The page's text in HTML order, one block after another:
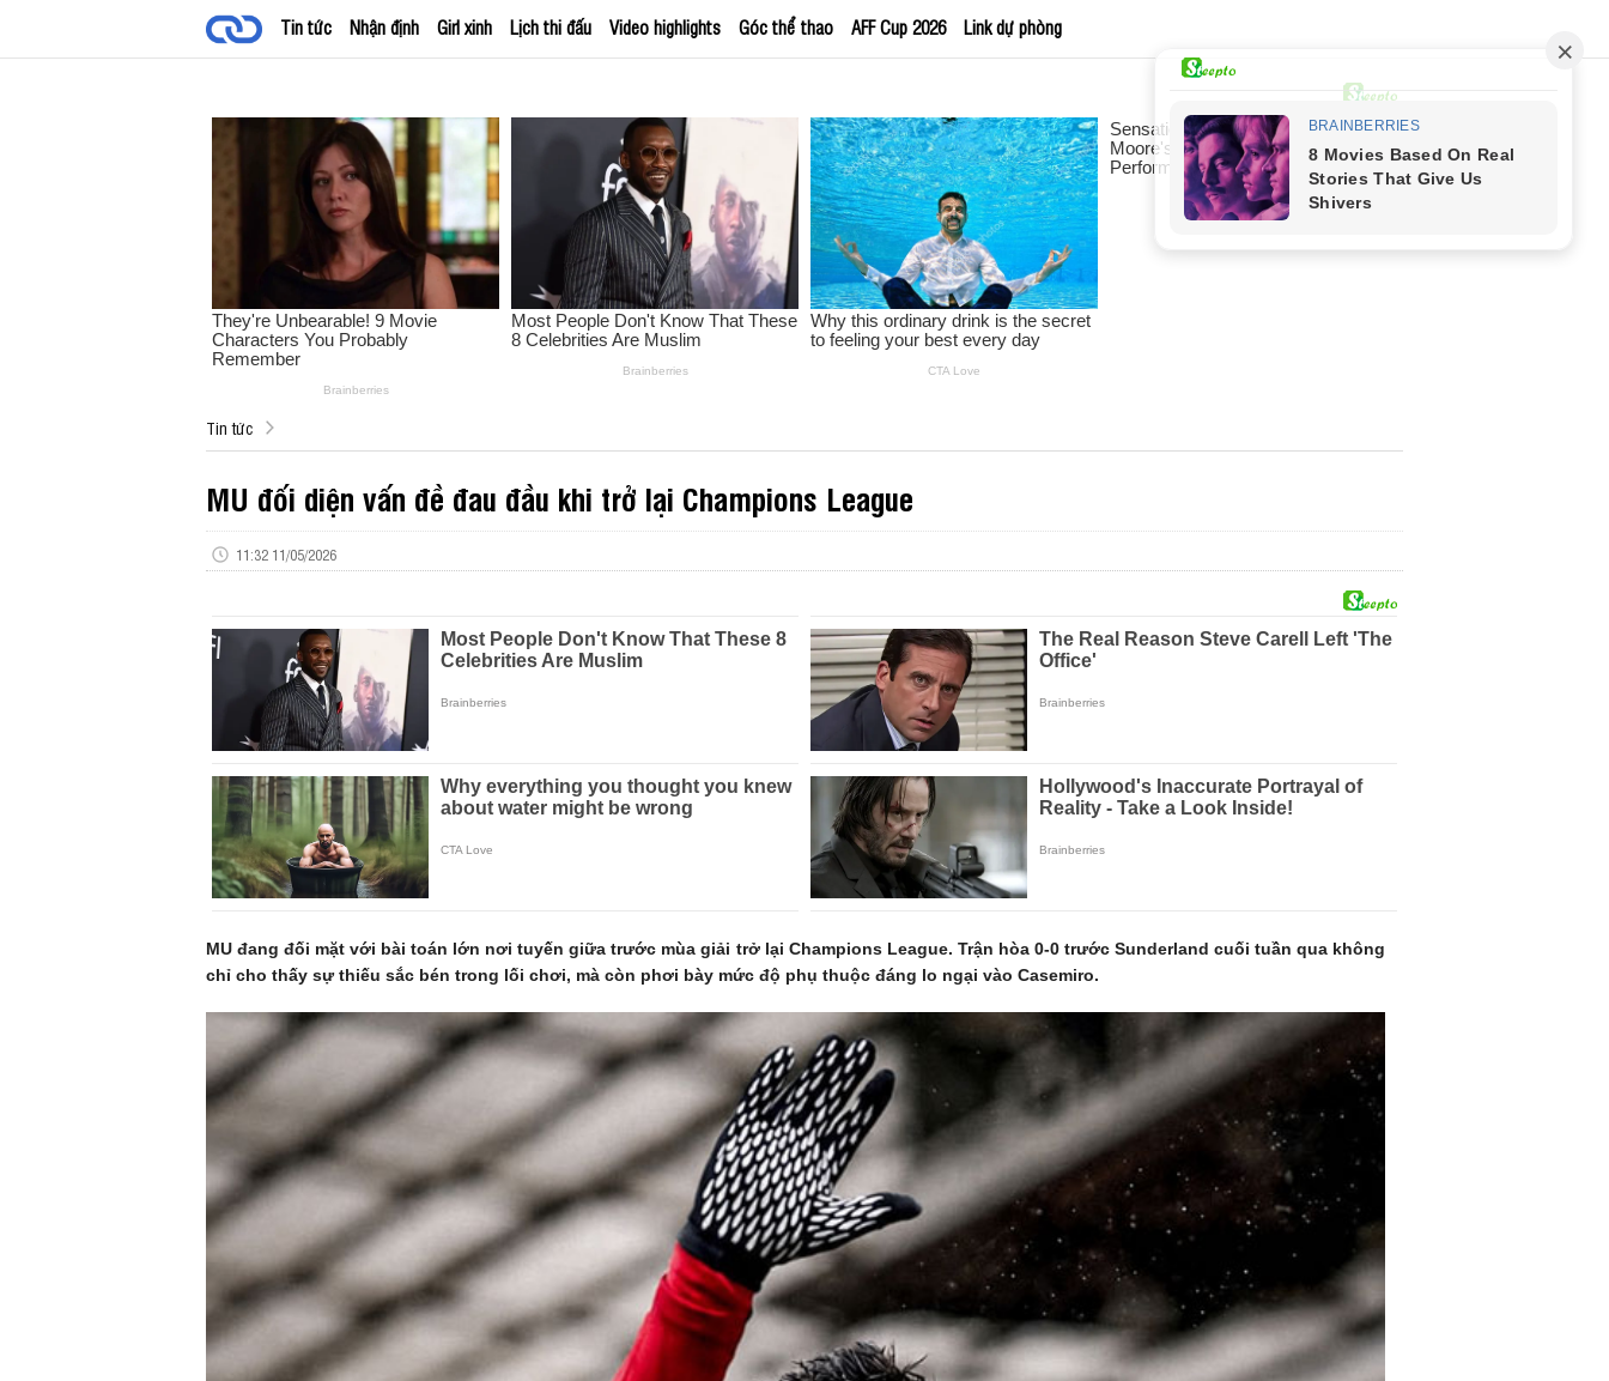
Tin tức Nhận định Girl xinh Lịch thi đấu Video highlights Góc thể thao AFF Cup 2026 Link dự phòng
Tin tức
MU đối diện vấn đề đau đầu khi trở lại Champions League
11:32 11/05/2026
MU đang đối mặt với bài toán lớn nơi tuyến giữa trước mùa giải trở lại Champions League. Trận hòa 0-0 trước Sunderland cuối tuần qua không
chỉ cho thấy sự thiếu sắc bén trong lối chơi, mà còn phơi bày mức độ phụ thuộc đáng lo ngại vào Casemiro.